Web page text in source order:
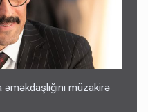
müzakirə